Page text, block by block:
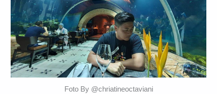
Foto By @chriatineoctaviani